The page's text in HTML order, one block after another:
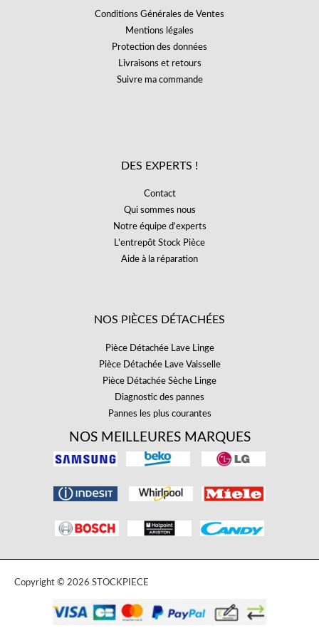
Conditions Générales de Ventes
Mentions légales
Protection des données
Livraisons et retours
Suivre ma commande
DES EXPERTS !
Contact
Qui sommes nous
Notre équipe d’experts
L’entrepôt Stock Pièce
Aide à la réparation
NOS PIÈCES DÉTACHÉES
Pièce Détachée Lave Linge
Pièce Détachée Lave Vaisselle
Pièce Détachée Sèche Linge
Diagnostic des pannes
Pannes les plus courantes
NOS MEILLEURES MARQUES
Copyright © 2026 STOCKPIECE